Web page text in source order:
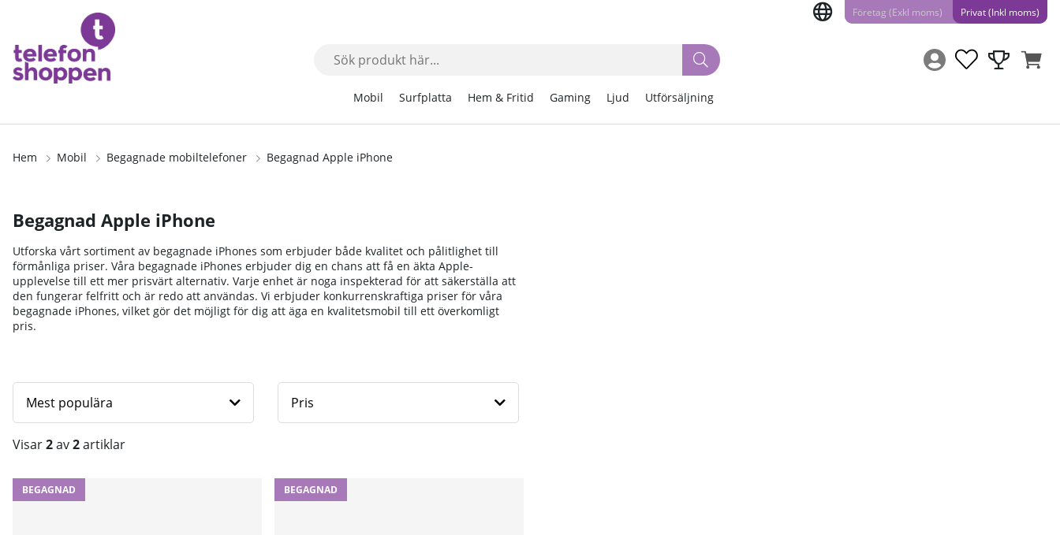
Företag (Exkl moms) Privat (Inkl moms)
Mobil Surfplatta Hem & Fritid Gaming Ljud Utförsäljning
Hem Mobil Begagnade mobiltelefoner Begagnad Apple iPhone
Begagnad Apple iPhone
Utforska vårt sortiment av begagnade iPhones som erbjuder både kvalitet och pålitlighet till
förmånliga priser. Våra begagnade iPhones erbjuder dig en chans att få en äkta Apple-
upplevelse till ett mer prisvärt alternativ. Varje enhet är noga inspekterad för att säkerställa att
den fungerar felfritt och är redo att användas. Vi erbjuder konkurrenskraftiga priser för våra
begagnade iPhones, vilket gör det möjligt för dig att äga en kvalitetsmobil till ett överkomligt
pris.
Mest populära Pris
Visar2av2artiklar
Produkter
BEGAGNAD BEGAGNAD